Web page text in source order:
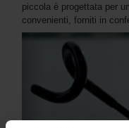
piccola è progettata per
convenienti, forniti in